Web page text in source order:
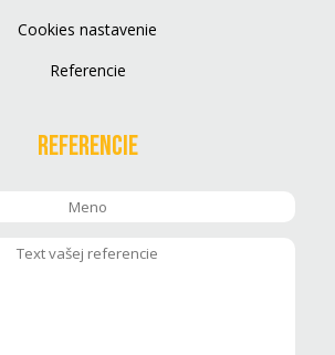
Cookies nastavenie
Referencie
Referencie